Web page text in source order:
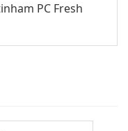
PC Fresh